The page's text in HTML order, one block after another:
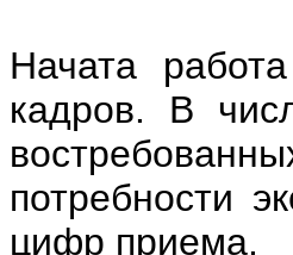
Начата
кадров. В
потребности
цифр приема.